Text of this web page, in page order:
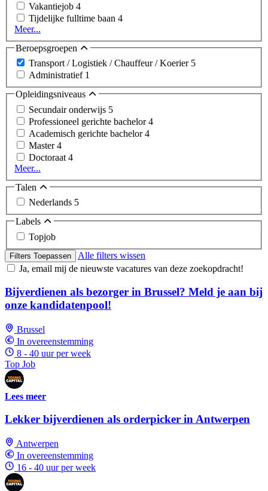
Vakantiejob 4
Tijdelijke fulltime baan 4
Meer...
Beroepsgroepen
Transport / Logistiek / Chauffeur / Koerier 5
Administratief 1
Opleidingsniveaus
Secundair onderwijs 5
Professioneel gerichte bachelor4
Academisch gerichte bachelor4
Master4
Doctoraat 4
Meer...
Talen
Nederlands 5
Labels
Topjob
Filters Toepassen
Alle filters wissen
Ja, email mij de nieuwste vacatures van deze zoekopdracht!
Bijverdienen als bezorger in Brussel? Meld je aan bij
onze kandidatenpool!
Brussel
In overeenstemming
8 - 40 uur per week
Top Job
Lees meer
Lekker bijverdienen als orderpicker in Antwerpen
Antwerpen
In overeenstemming
16 - 40 uur per week